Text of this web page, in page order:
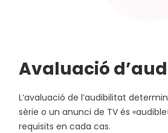
Avaluació
L’avaluació de l’audibilitat
sèrie o un anunci de TV és
requisits en cada cas.